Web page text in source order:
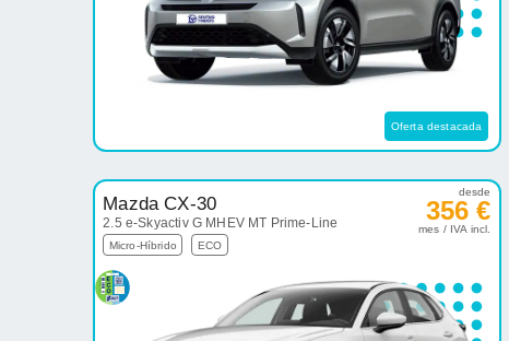
Oferta destacada
Mazda CX-30
2.5 e-Skyactiv G MHEV MT Prime-Line
Micro-Híbrido ECO
desde
356 €
mes / IVA incl.